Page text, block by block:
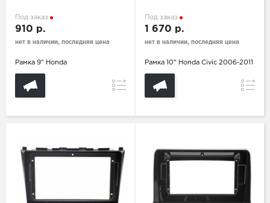
Под заказ
910 р.
нет в наличии, последняя цена
Рамка 9" Honda
Сравнение
Под заказ
1 670 р.
нет в наличии, последняя цена
Рамка 10" Honda Civic 2006-2011